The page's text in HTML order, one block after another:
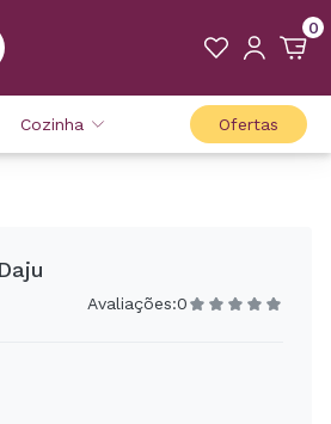
0
Cozinha Ofertas
Avaliações:0